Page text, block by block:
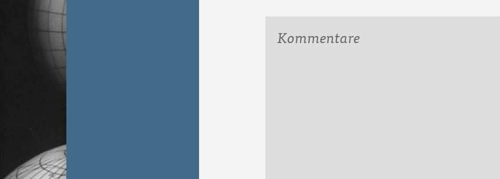
Kommentare